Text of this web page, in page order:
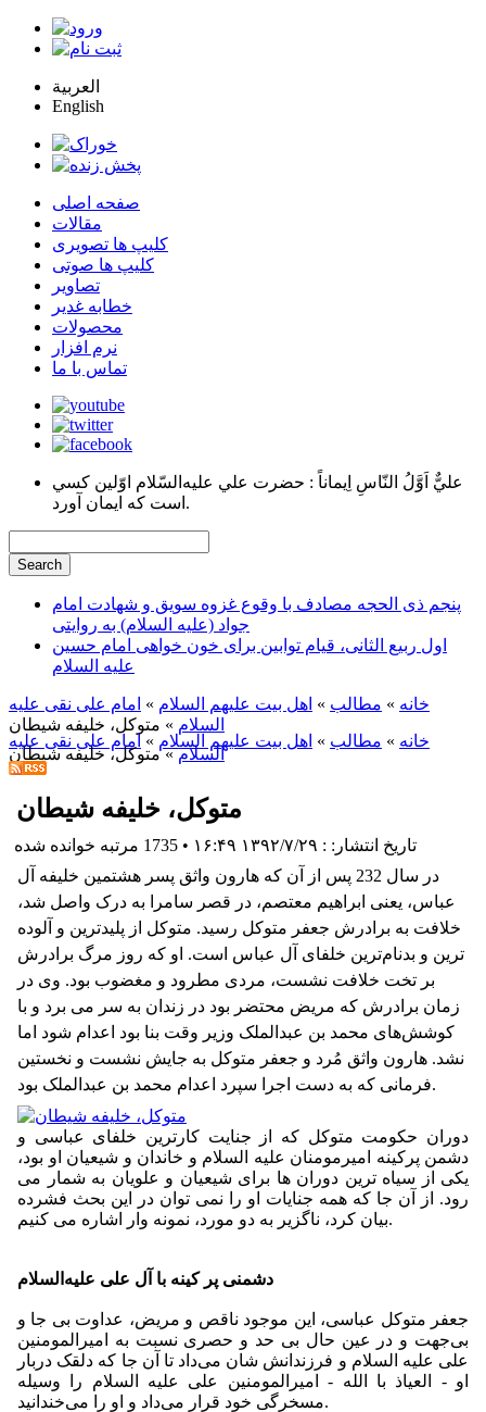
العربية
English
صفحه اصلی
مقالات
کلیپ ها تصویری
کلیپ ها صوتی
تصاویر
خطابه غدیر
محصولات
نرم افزار
تماس با ما
عليٌّ اَوَّلُ النّاسِ اِيماناً : حضرت علي عليه‌السّلام اوّلين كسي
است كه ايمان آورد.
پنجم ذی الحجه مصادف با وقوع غزوه سویق و شهادت امام
جواد (علیه السلام) به روایتی
اول ربیع الثانی، قیام توابین برای خون خواهی امام حسین
علیه السلام
خانه » مطالب » اهل بيت علیهم السلام » امام علی نقی علیه
السلام » متوکل، خلیفه شیطان
خانه » مطالب » اهل بيت علیهم السلام » امام علی نقی علیه
السلام» متوکل، خلیفه شیطان
متوکل، خلیفه شیطان
تاریخ انتشار: : ۱۳۹۲/۷/۲۹ ۱۶:۴۹ • 1735 مرتبه خوانده شده
در سال 232 پس از آن که هارون واثق پسر هشتمین خلیفه آل
عباس، یعنی ابراهیم معتصم، در قصر سامرا به درک واصل شد،
خلافت به برادرش جعفر متوكل رسید. متوكل از پلیدترین و آلوده‌
ترین و بدنام‌ترین خلفای آل عباس است. او که روز مرگ برادرش
بر تخت خلافت نشست، مردی مطرود و مغضوب بود. وی در
زمان برادرش كه مریض محتضر بود در زندان به سر می ‌برد و با
كوشش‌های محمد بن عبدالملک وزیر وقت بنا بود اعدام شود اما
نشد. هارون واثق مُرد و جعفر متوكل به جایش نشست و نخستین
فرمانی كه به دست اجرا سپرد اعدام محمد بن عبدالملک بود.
دوران حكومت متوكل که از جنایت كارترین خلفاى عباسى و
دشمن پرکینه امیرمومنان علیه السلام و خاندان و شیعیان او بود،
یكى از سیاه ترین دوران ها برای شیعیان و علویان به شمار مى‏
رود. از آن جا كه همه جنایات او را نمى‏ توان در این بحث فشرده
بیان كرد، ناگزیر به دو مورد، نمونه وار اشاره مى‏ كنیم.
دشمنی پر کینه با آل ‌علی علیه‌‌السلام
جعفر متوكل عباسی، این موجود ناقص و مریض، عداوت بی‌ جا و
بی‌جهت و در عین حال بی‌ حد و حصری نسبت به امیرالمومنین
علی علیه ‌السلام و فرزندانش شان می‌داد تا آن جا كه دلقک دربار
او - العیاذ با الله - امیرالمومنین علی علیه ‌السلام را وسیله‌
مسخرگی خود قرار می‌داد و او را می‌خندانید.